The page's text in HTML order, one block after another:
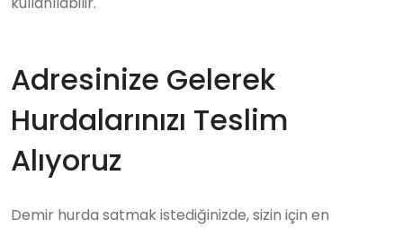
Adresinize Gelerek
Hurdalarınızı Teslim
Alıyoruz
Demir hurda satmak istediğinizde, sizin için en